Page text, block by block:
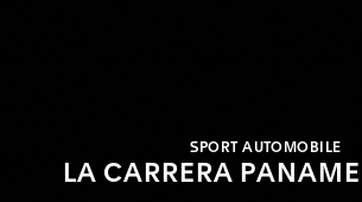
SPORT AUTOMOBILE
LA CARRERA